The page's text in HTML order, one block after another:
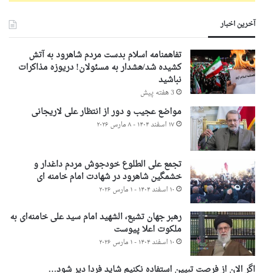
آخرین اخبار
تفاهمنامه اسلام بدست مردم شاهرود به آتش
کشیده شد/هشدار به مسئولان! دریوزه مذاکرات
نباشید
3 هفته پیش
مواضع عجیب و دور از انتظار علی لاریجانی
۱۷ اسفند ۱۴۰۴ - ۸ مارس ۲۰۲۶
تجمع علی الطلوع خودجوش مردم داغدار و
خشمگین شاهرود در شهادت امام خامنه ای
۱۰ اسفند ۱۴۰۴ - ۱ مارس ۲۰۲۶
رهبر جهان تشیع، الشهید امام سید علی خامنه‌ای به
ملکوت اعلا پیوست
۱۰ اسفند ۱۴۰۴ - ۱ مارس ۲۰۲۶